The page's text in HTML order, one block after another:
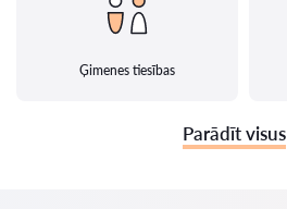
Ģimenes tiesības
Parādīt visus